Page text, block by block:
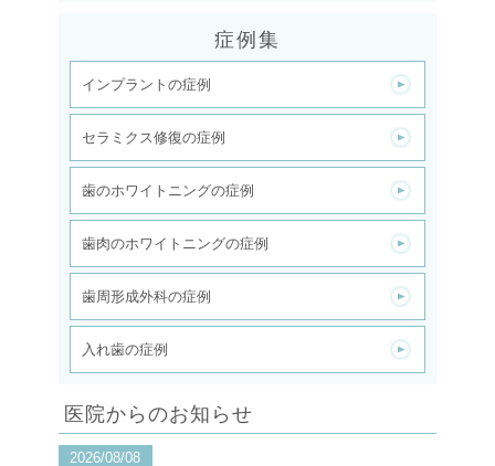
症例集
インプラントの症例
セラミクス修復の症例
歯のホワイトニングの症例
歯肉のホワイトニングの症例
歯周形成外科の症例
入れ歯の症例
医院からのお知らせ
2026/08/08